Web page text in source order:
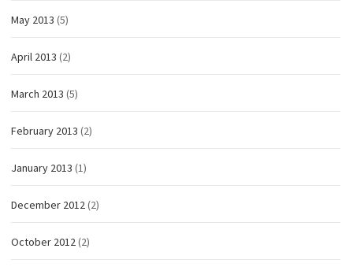
May 2013 (5)
April 2013 (2)
March 2013 (5)
February 2013 (2)
January 2013 (1)
December 2012(2)
October 2012(2)